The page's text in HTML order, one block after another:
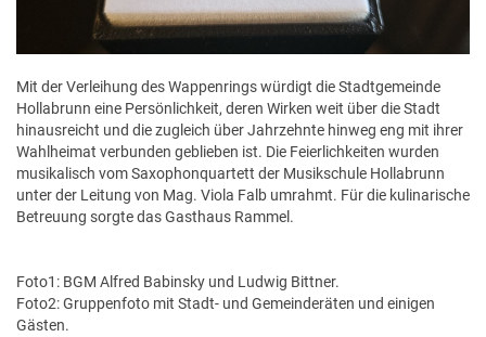
Mit der Verleihung des Wappenrings würdigt die Stadtgemeinde
Hollabrunn eine Persönlichkeit, deren Wirken weit über die Stadt
hinausreicht und die zugleich über Jahrzehnte hinweg eng mit ihrer
Wahlheimat verbunden geblieben ist. Die Feierlichkeiten wurden
musikalisch vom Saxophonquartett der Musikschule Hollabrunn
unter der Leitung von Mag. Viola Falb umrahmt. Für die kulinarische
Betreuung sorgte das Gasthaus Rammel.
Foto1: BGM Alfred Babinsky und Ludwig Bittner.
Foto2: Gruppenfoto mit Stadt- und Gemeinderäten und einigen
Gästen.